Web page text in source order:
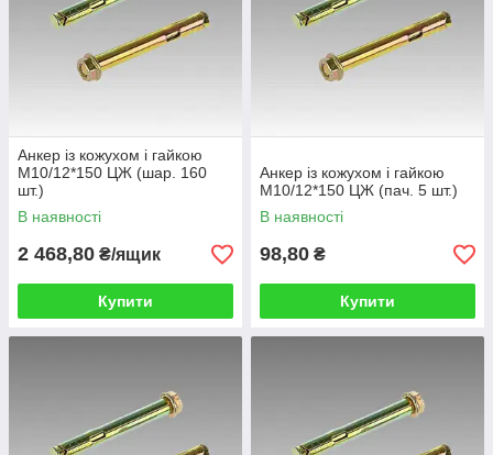
Анкер із кожухом і гайкою
М10/12*150 ЦЖ (шар. 160
шт.)
В наявності
2 468,80 ₴/ящик
Купити
Анкер із кожухом і гайкою
М10/12*150 ЦЖ (пач. 5 шт.)
В наявності
98,80 ₴
Купити